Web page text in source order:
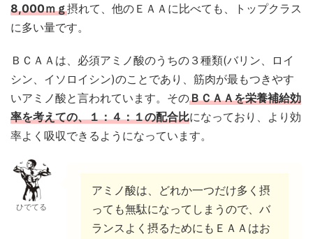
8,000ｍｇ摂れて、他のＥＡＡに比べても、トップクラス
に多い量です。
ＢＣＡＡは、必須アミノ酸のうちの３種類(バリン、ロイ
シン、イソロイシン)のことであり、筋肉が最もつきやす
いアミノ酸と言われています。そのＢＣＡＡを栄養補給効
率を考えての、１：４：１の配合比になっており、より効
率よく吸収できるようになっています。
ひでてる
アミノ酸は、どれか一つだけ多く摂
っても無駄になってしまうので、バ
ランスよく摂るためにもＥＡＡはお